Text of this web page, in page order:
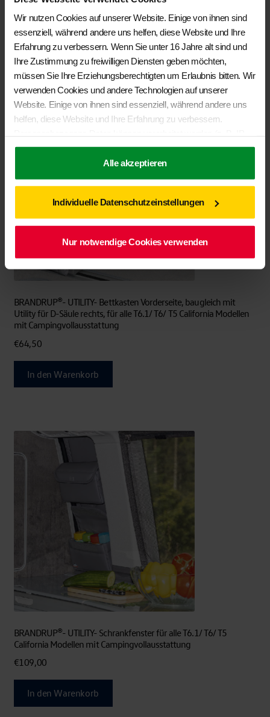
Wir nutzen Cookies auf unserer Website. Einige von ihnen sind
essenziell, während andere uns helfen, diese Website und Ihre
Erfahrung zu verbessern. Wenn Sie unter 16 Jahre alt sind und
Ihre Zustimmung zu freiwilligen Diensten geben möchten,
müssen Sie Ihre Erziehungsberechtigten um Erlaubnis bitten. Wir
verwenden Cookies und andere Technologien auf unserer
Website. Einige von ihnen sind essenziell, während andere uns
helfen, diese Website und Ihre Erfahrung zu verbessern.
Adressen), z. B. für personalisierte Anzeigen und Inhalte oder
Anzeigen- und Inhaltsmessung. Weitere Informationen über die
Verwendung Ihrer Daten finden Sie in unserer
Einstellungenwiderrufen oder anpassen.
Alle akzeptieren
Individuelle Datenschutzeinstellungen
Nur notwendige Cookies verwenden
€19,50
In den Warenkorb
BRANDRUP®- UTILITY- Bettkasten Vorderseite, baugleich mit
Utility für D-Säule rechts, für alle T6.1/ T6/ T5 California Modellen
mit Campingvollausstattung
€64,50
In den Warenkorb
BRANDRUP®- UTILITY- Schrankfenster für alle T6.1/ T6/ T5
California Modellen mit Campingvollausstattung
€109,00
In den Warenkorb